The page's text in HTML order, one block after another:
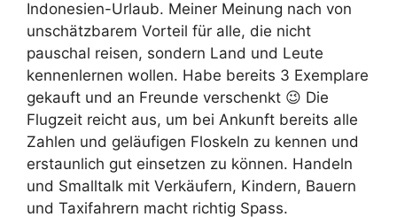
Indonesien-Urlaub. Meiner Meinung nach von
unschätzbarem Vorteil für alle, die nicht
pauschal reisen, sondern Land und Leute
kennenlernen wollen. Habe bereits 3 Exemplare
gekauft und an Freunde verschenkt 😉 Die
Flugzeit reicht aus, um bei Ankunft bereits alle
Zahlen und geläufigen Floskeln zu kennen und
erstaunlich gut einsetzen zu können. Handeln
und Smalltalk mit Verkäufern, Kindern, Bauern
und Taxifahrern macht richtig Spass.